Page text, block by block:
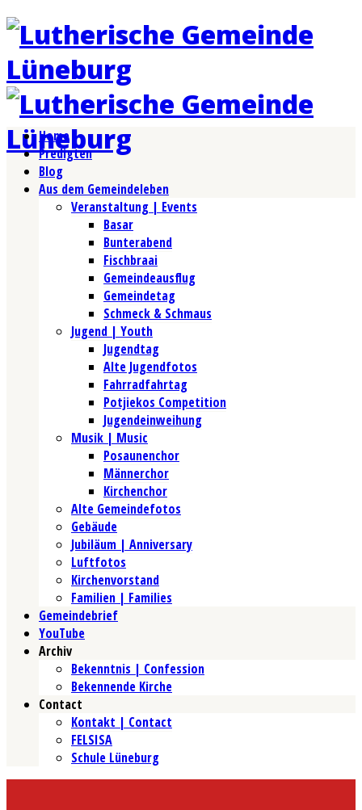
Home
Predigten
Blog
Aus dem Gemeindeleben
Veranstaltung | Events
Basar
Bunterabend
Fischbraai
Gemeindeausflug
Gemeindetag
Schmeck & Schmaus
Jugend | Youth
Jugendtag
Alte Jugendfotos
Fahrradfahrtag
Potjiekos Competition
Jugendeinweihung
Musik | Music
Posaunenchor
Männerchor
Kirchenchor
Alte Gemeindefotos
Gebäude
Jubiläum | Anniversary
Luftfotos
Kirchenvorstand
Familien | Families
Gemeindebrief
YouTube
Archiv
Bekenntnis | Confession
Bekennende Kirche
Contact
Kontakt | Contact
FELSISA
Schule Lüneburg